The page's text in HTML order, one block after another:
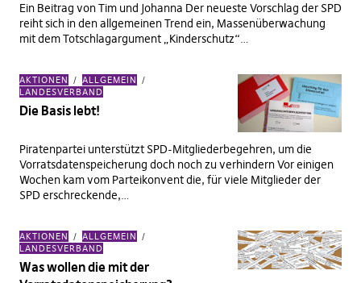
Ein Beitrag von Tim und Johanna Der neueste Vorschlag der SPD
reiht sich in den allgemeinen Trend ein, Massenüberwachung
mit dem Totschlagargument „Kinderschutz“…
AKTIONEN
ALLGEMEIN
LANDESVERBAND
Die Basis lebt!
Piratenpartei unterstützt SPD-Mitgliederbegehren, um die
Vorratsdatenspeicherung doch noch zu verhindern Vor einigen
Wochen kam vom Parteikonvent die, für viele Mitglieder der
SPD erschreckende,…
AKTIONEN
ALLGEMEIN
LANDESVERBAND
Was wollen die mit der